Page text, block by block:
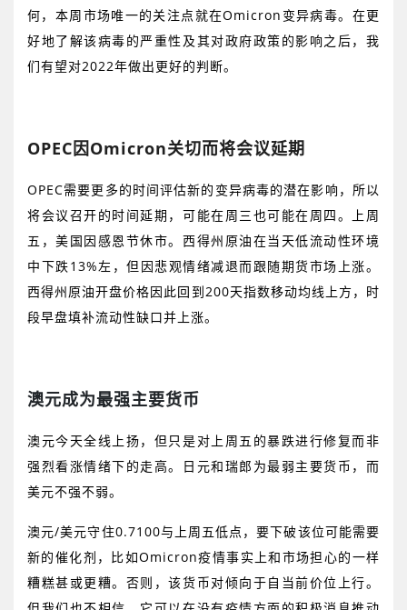
何，本周市场唯一的关注点就在Omicron 变异病毒。在更
好地了解该病毒的严重性及其对政府政策的影响之后，我
们有望对2022年做出更好的判断。
OPEC因Omicron关切而将会议延期
OPEC需要更多的时间评估新的变异病毒的潜在影响，所以
将会议召开的时间延期，可能在周三也可能在周四。上周
五，美国因感恩节休市。西得州原油在当天低流动性环境
中下跌13%左，但因悲观情绪减退而跟随期货市场上涨。
西得州原油开盘价格因此回到200天指数移动均线上方，时
段早盘填补流动性缺口并上涨。
澳元成为最强主要货币
澳元今天全线上扬，但只是对上周五的暴跌进行修复而非
强烈看涨情绪下的走高。日元和瑞郎为最弱主要货币，而
美元不强不弱。
澳元/美元守住0.7100与上周五低点，要下破该位可能需要
新的催化剂，比如Omicron疫情事实上和市场担心的一样
糟糕甚或更糟。否则，该货币对倾向于自当前价位上行。